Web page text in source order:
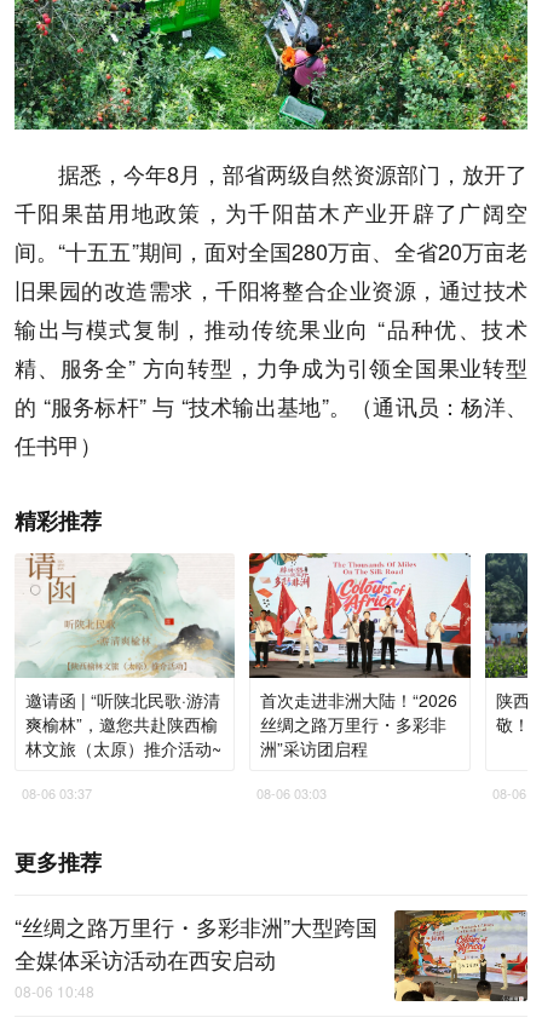
据悉，今年8月，部省两级自然资源部门，放开了
千阳果苗用地政策，为千阳苗木产业开辟了广阔空
间。“十五五”期间，面对全国280万亩、全省20万亩老
旧果园的改造需求，千阳将整合企业资源，通过技术
输出与模式复制，推动传统果业向 “品种优、技术
精、服务全” 方向转型，力争成为引领全国果业转型
的 “服务标杆” 与 “技术输出基地”。（通讯员：杨洋、
任书甲）
精彩推荐
邀请函 | “听陕北民歌·游清
爽榆林”，邀您共赴陕西榆
林文旅（太原）推介活动~
08-06 03:37
首次走进非洲大陆！“2026
丝绸之路万里行・多彩非
洲”采访团启程
08-06 03:03
陕西
敬！
08-06
更多推荐
“丝绸之路万里行・多彩非洲”大型跨国
全媒体采访活动在西安启动
08-06 10:48